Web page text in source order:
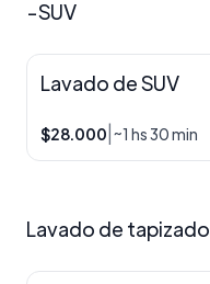
-SUV
Lavado de SUV
$28.000 ~1 hs 30 min
Lavado de tapizado